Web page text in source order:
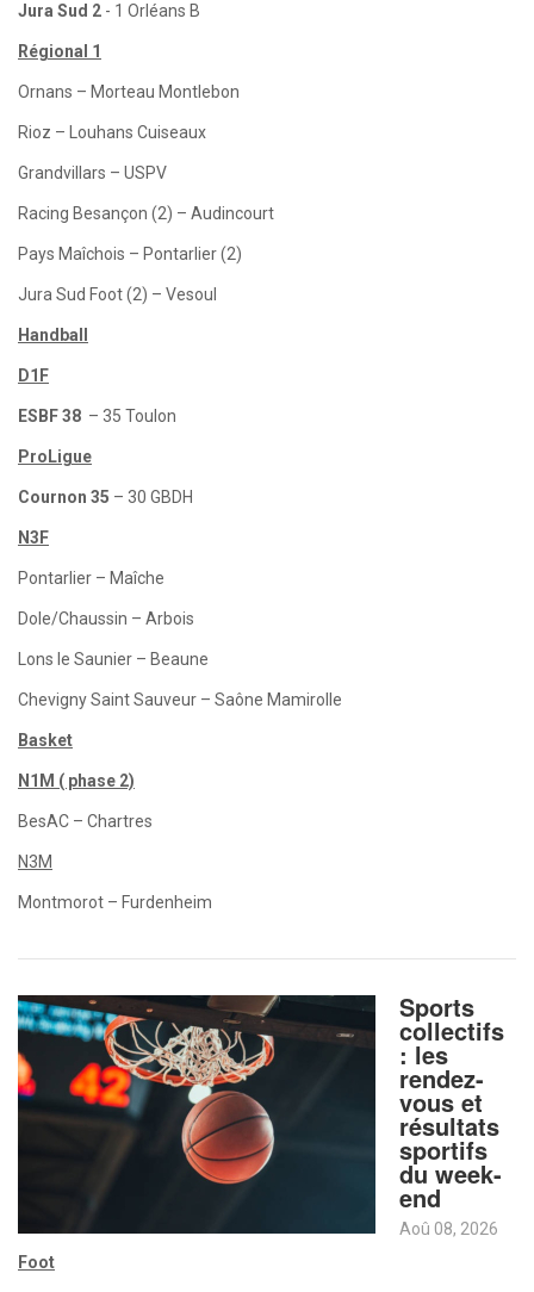
Jura Sud 2 - 1 Orléans B
Régional 1
Ornans – Morteau Montlebon
Rioz – Louhans Cuiseaux
Grandvillars – USPV
Racing Besançon (2) – Audincourt
Pays Maîchois – Pontarlier (2)
Jura Sud Foot (2) – Vesoul
Handball
D1F
ESBF 38 – 35 Toulon
ProLigue
Cournon 35 – 30 GBDH
N3F
Pontarlier – Maîche
Dole/Chaussin – Arbois
Lons le Saunier – Beaune
Chevigny Saint Sauveur – Saône Mamirolle
Basket
N1M ( phase 2)
BesAC – Chartres
N3M
Montmorot – Furdenheim
Sports
collectifs
: les
rendez-
vous et
résultats
sportifs
du week-
end
Aoû 08, 2026
Foot